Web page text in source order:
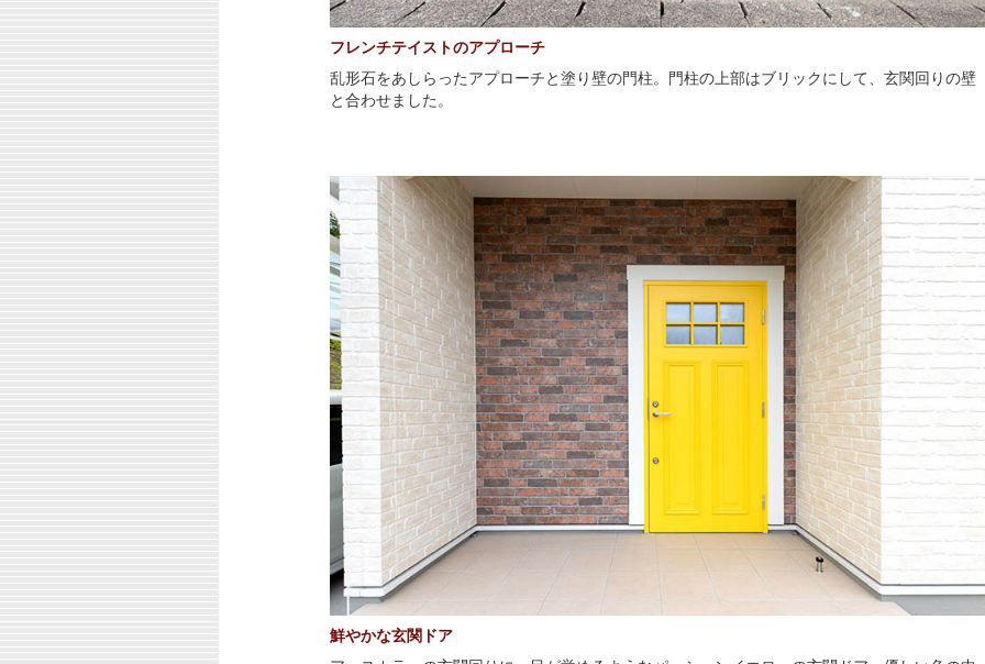
フレンチテイストのアプローチ
乱形石をあしらったアプローチと塗り壁の門柱。門柱の上部はブリックにして、玄関回りの壁
と合わせました。
鮮やかな玄関ドア